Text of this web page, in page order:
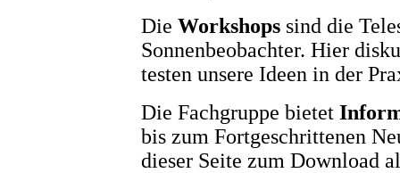
Die Workshops sind die
Sonnenbeobachter. Hier
testen unsere Ideen in der
Die Fachgruppe bietet
bis zum Fortgeschrittenen
dieser Seite zum Download